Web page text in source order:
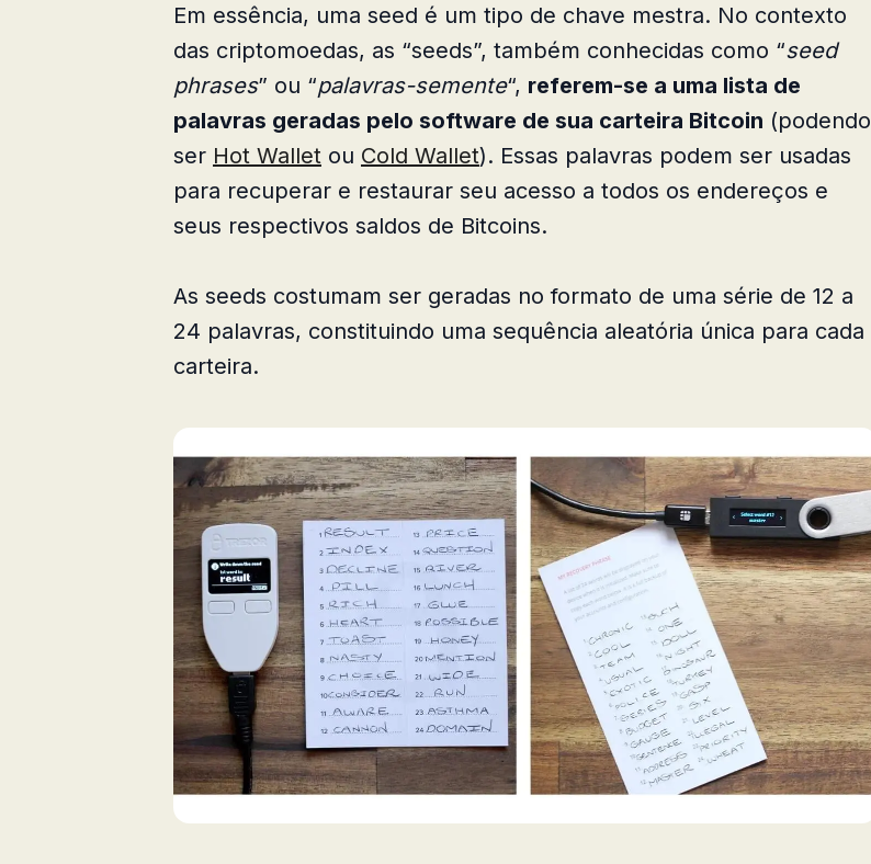
Em essência, uma seed é um tipo de chave mestra. No contexto
das criptomoedas, as “seeds”, também conhecidas como “seed
phrases” ou “palavras-semente“, referem-se a uma lista de
palavras geradas pelo software de sua carteira Bitcoin (podendo
ser Hot Wallet ou Cold Wallet). Essas palavras podem ser usadas
para recuperar e restaurar seu acesso a todos os endereços e
seus respectivos saldos de Bitcoins.
As seeds costumam ser geradas no formato de uma série de 12 a
24 palavras, constituindo uma sequência aleatória única para cada
carteira.